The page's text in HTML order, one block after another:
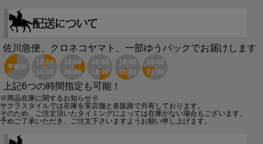
佐川急便、クロネコヤマト、一部ゆうパックでお届けします
上記6つの時間指定も可能！
※商品在庫に関するお知らせ※
サクラスタイルでは在庫を実店舗と各販路で共有しております。
そのため、ご注文頂いたタイミングによっては在庫がない場合もございます。
予めご了承いただき、ご注文下さいますようお願い申し上げます。